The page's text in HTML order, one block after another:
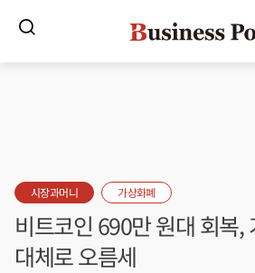
시장과머니 가상화폐
비트코인 690만 원대 회복,
대체로 오름세